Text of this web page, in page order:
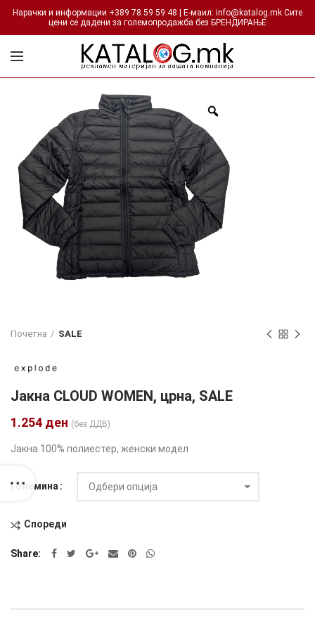
Нарачки и информации +389 78 59 59 48 | Е-маил: info@katalog.mk Сите
цени се дадени за големопродажба без БРЕНДИРАЊЕ
Почетна SALE
Јакна CLOUD WOMEN, црна, SALE
1.254 ден (без ДДВ)
Јакна 100% полиестер, женски модел
Големина
Alternative:
Спореди
Share